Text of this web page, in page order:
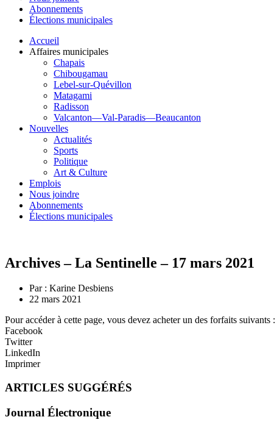
Abonnements
Élections municipales
Accueil
Affaires municipales
Chapais
Chibougamau
Lebel-sur-Quévillon
Matagami
Radisson
Valcanton—Val-Paradis—Beaucanton
Nouvelles
Actualités
Sports
Politique
Art & Culture
Emplois
Nous joindre
Abonnements
Élections municipales
Archives – La Sentinelle – 17 mars 2021
Par : Karine Desbiens
22 mars 2021
Pour accéder à cette page, vous devez acheter un des forfaits suivants :
Facebook
Twitter
LinkedIn
Imprimer
ARTICLES SUGGÉRÉS
Journal Électronique